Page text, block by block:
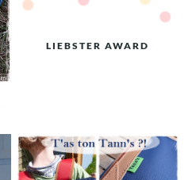
LIEBSTER AWARD